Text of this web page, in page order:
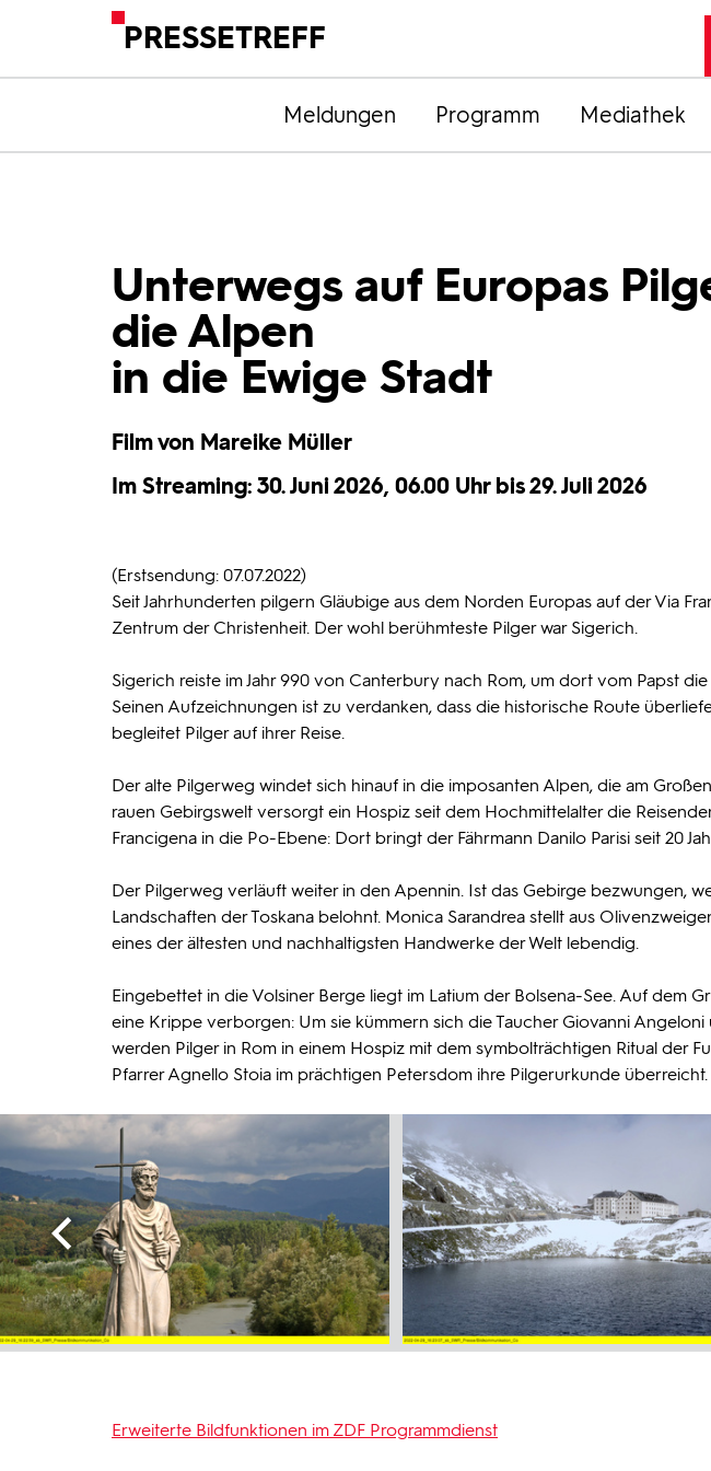
PRESSETREFF
Meldungen Programm Mediathek
Unterwegs auf Europas
die Alpen
in die Ewige Stadt
Film von Mareike Müller
Im Streaming: 30. Juni 2026, 06.00 Uhr bis 29. Juli 2026
(Erstsendung: 07.07.2022)
Seit Jahrhunderten pilgern Gläubige aus dem Norden Europas auf der Via
Zentrum der Christenheit. Der wohl berühmteste Pilger war Sigerich.
Sigerich reiste im Jahr 990 von Canterbury nach Rom, um dort vom Papst
Seinen Aufzeichnungen ist zu verdanken, dass die historische Route
begleitet Pilger auf ihrer Reise.
Der alte Pilgerweg windet sich hinauf in die imposanten Alpen, die am
rauen Gebirgswelt versorgt ein Hospiz seit dem Hochmittelalter die
Francigena in die Po-Ebene: Dort bringt der Fährmann Danilo Parisi seit 20
Der Pilgerweg verläuft weiter in den Apennin. Ist das Gebirge bezwungen,
Landschaften der Toskana belohnt. Monica Sarandrea stellt aus
eines der ältesten und nachhaltigsten Handwerke der Welt lebendig.
Eingebettet in die Volsiner Berge liegt im Latium der Bolsena-See. Auf dem
eine Krippe verborgen: Um sie kümmern sich die Taucher Giovanni Angeloni
werden Pilger in Rom in einem Hospiz mit dem symbolträchtigen Ritual der
Pfarrer Agnello Stoia im prächtigen Petersdom ihre Pilgerurkunde überreicht.
Erweiterte Bildfunktionen im ZDF Programmdienst